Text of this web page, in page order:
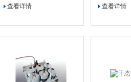
膜，橡胶板，皮革，纸张和
查看详情 查看详情